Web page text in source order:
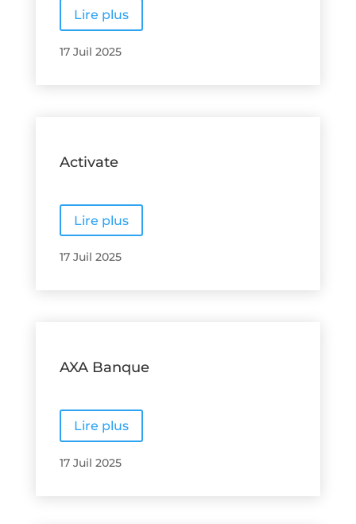
Lire plus
17 Juil 2025
Activate
Lire plus
17 Juil 2025
AXA Banque
Lire plus
17 Juil 2025